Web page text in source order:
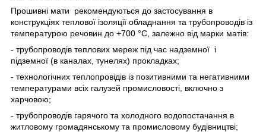
Прошивні мати рекомендуються до застосування в
конструкціях теплової ізоляції обладнання та трубопроводів із
температурою речовин до +700 °C, залежно від марки матів:
- трубопроводів теплових мереж під час надземної і
підземної (в каналах, тунелях) прокладках;
- технологічних теплопровідів із позитивними та негативними
температурами всіх галузей промисловості, включно з
харчовою;
- трубопроводів гарячого та холодного водопостачання в
житловому громадянському та промисловому будівництві;